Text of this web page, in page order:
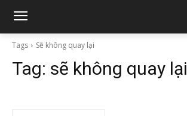
Tags Sẽ không quay lại
Tag: sẽ không quay lại